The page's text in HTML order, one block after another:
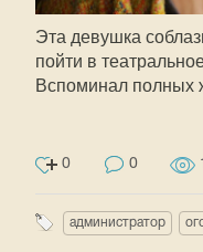
Эта девушка
пойти в
Вспоминал
0 0
администратор